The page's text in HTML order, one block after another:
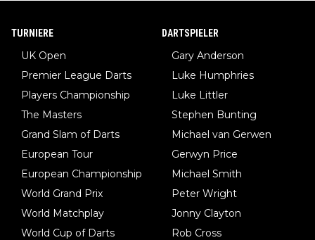
TURNIERE
UK Open
Premier League Darts
Players Championship
The Masters
Grand Slam of Darts
European Tour
European Championship
World Grand Prix
World Matchplay
World Cup of Darts
DARTSPIELER
Gary Anderson
Luke Humphries
Luke Littler
Stephen Bunting
Michael van Gerwen
Gerwyn Price
Michael Smith
Peter Wright
Jonny Clayton
Rob Cross